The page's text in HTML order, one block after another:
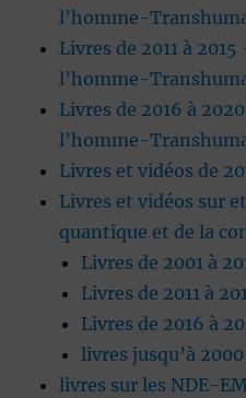
l’homme-
Livres de 2011 à
l’homme-
Livres de 2016 à
l’homme-
Livres et vidéos de
Livres et vidéos sur
quantique et de la
Livres de 2001 à
Livres de 2011 à
Livres de 2016 à
livres jusqu’à 2000
livres sur les NDE-